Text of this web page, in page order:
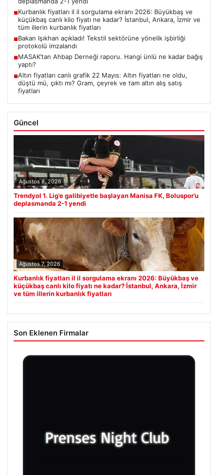
■Kurbanlık fiyatları il il sorgulama ekranı 2026: Büyükbaş ve
küçükbaş canlı kilo fiyatı ne kadar? İstanbul, Ankara, İzmir ve
tüm illerin kurbanlık fiyatları
■Bakan Işıkhan açıkladı! Tekstil sektörüne yönelik işbirliği
protokolü imzalandı
■MASAK’tan Ahbap Derneği raporu. Hangi ünlü ne kadar bağış
yaptı?
■Altın fiyatları canlı grafik 22 Mayıs: Altın fiyatları ne oldu,
düştü mü, çıktı mı? Gram, çeyrek ve tam altın alış satış
fiyatları
Güncel
Ağustos 8, 2026
Trendyol 1. Lig’e galibiyetle başlayan Manisa FK, Boluspor’u
deplasmanda 2-1 yendi
Ağustos 7, 2026
Kurbanlık fiyatları il il sorgulama ekranı 2026: Büyükbaş ve
küçükbaş canlı kilo fiyatı ne kadar? İstanbul, Ankara, İzmir
ve tüm illerin kurbanlık fiyatları
Son Eklenen Firmalar